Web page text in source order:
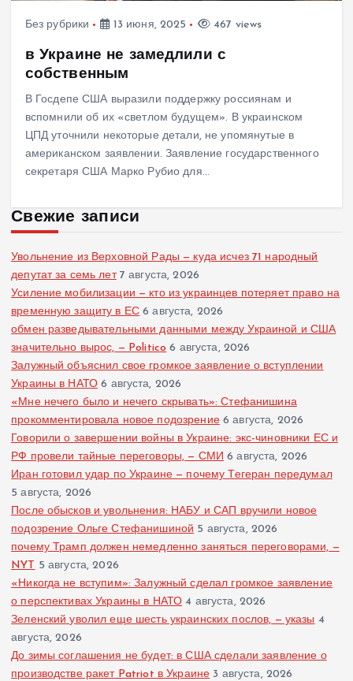
Без рубрики 13 июня, 2025 467 views
в Украине не замедлили с
собственным
В Госдепе США выразили поддержку россиянам и
вспомнили об их «светлом будущем». В украинском
ЦПД уточнили некоторые детали, не упомянутые в
американском заявлении. Заявление государственного
секретаря США Марко Рубио для…
Свежие записи
Увольнение из Верховной Рады — куда исчез 71 народный
депутат за семь лет 7 августа, 2026
Усиление мобилизации — кто из украинцев потеряет право на
временную защиту в ЕС 6 августа, 2026
обмен разведывательными данными между Украиной и США
значительно вырос, — Politico 6 августа, 2026
Залужный объяснил свое громкое заявление о вступлении
Украины в НАТО 6 августа, 2026
«Мне нечего было и нечего скрывать»: Стефанишина
прокомментировала новое подозрение 6 августа, 2026
Говорили о завершении войны в Украине: экс-чиновники ЕС и
РФ провели тайные переговоры, — СМИ 6 августа, 2026
Иран готовил удар по Украине — почему Тегеран передумал
5 августа, 2026
После обысков и увольнения: НАБУ и САП вручили новое
подозрение Ольге Стефанишиной 5 августа, 2026
почему Трамп должен немедленно заняться переговорами, —
NYT 5 августа, 2026
«Никогда не вступим»: Залужный сделал громкое заявление
о перспективах Украины в НАТО 4 августа, 2026
Зеленский уволил еще шесть украинских послов, — указы 4
августа, 2026
До зимы соглашения не будет: в США сделали заявление о
производстве ракет Patriot в Украине 3 августа, 2026